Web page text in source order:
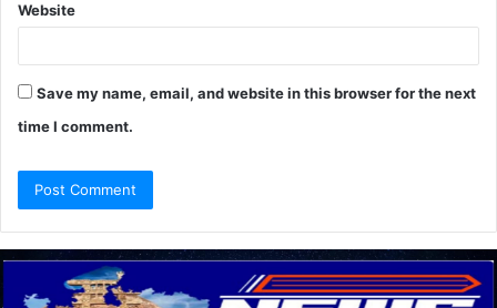
Website
Save my name, email, and website in this browser for the next
time I comment.